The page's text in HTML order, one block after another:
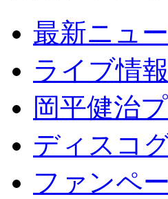
最新ニュ
ライブ情報
岡平健治
ディスコ
ファンペ